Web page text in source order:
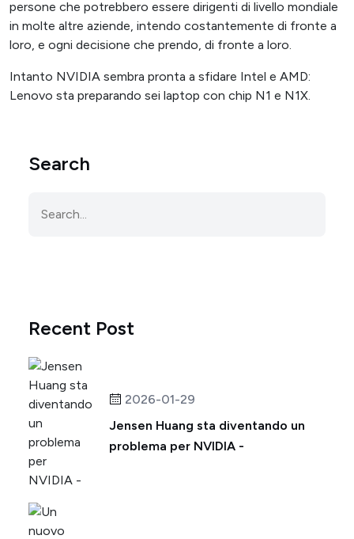
persone che potrebbero essere dirigenti di livello mondiale
in molte altre aziende, intendo costantemente di fronte a
loro, e ogni decisione che prendo, di fronte a loro.
Intanto NVIDIA sembra pronta a sfidare Intel e AMD:
Lenovo sta preparando sei laptop con chip N1 e N1X.
Search
Recent Post
2026-01-29
Jensen Huang sta diventando un
problema per NVIDIA -